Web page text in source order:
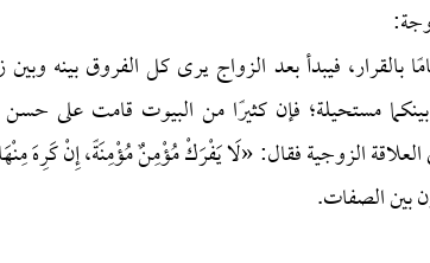
بالقرار، فيبدأ بعد الزواج يرى كل الفروق بينه
مستحيلة؛ فإن كثيرًا من البيوت قامت على حسن
الزوجية فقال: «لَا يَفْرَكْ مُؤْمِنٌ مُؤْمِنَةً، إِنْ كَرِهَ
بين الصفات.